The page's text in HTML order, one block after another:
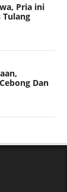
Pria ini
Dan